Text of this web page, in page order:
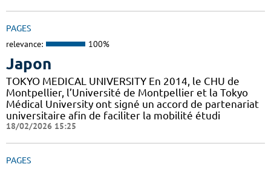
PAGES
relevance: 100%
Japon
TOKYO MEDICAL UNIVERSITY En 2014, le CHU de
Montpellier, l’Université de Montpellier et la Tokyo
Médical University ont signé un accord de partenariat
universitaire afin de faciliter la mobilité étudi
18/02/2026 15:25
PAGES